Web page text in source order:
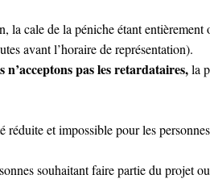
la cale de la péniche étant
avant l’horaire de représentation).
n’acceptons pas les retardataires,la
et impossible pour les
souhaitant faire partie du projet